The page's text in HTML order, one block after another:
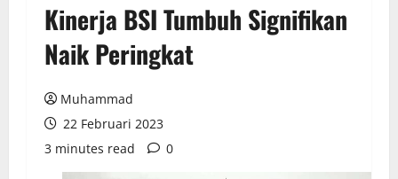
Kinerja BSI Tumbuh Signifikan
Naik Peringkat
Muhammad
22 Februari 2023
3 minutes read
0